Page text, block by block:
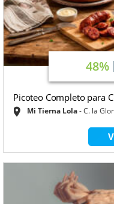
48%
Picoteo Completo para
Mi Tierna Lola C. la